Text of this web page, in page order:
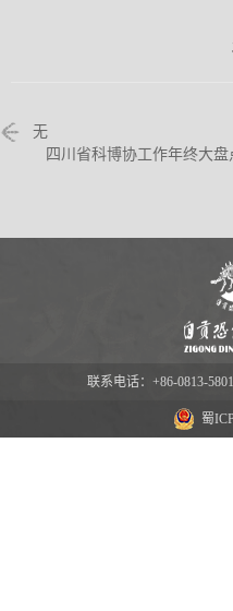
无
四川省科博协工作年终大
联系电话：+86-0813-
蜀